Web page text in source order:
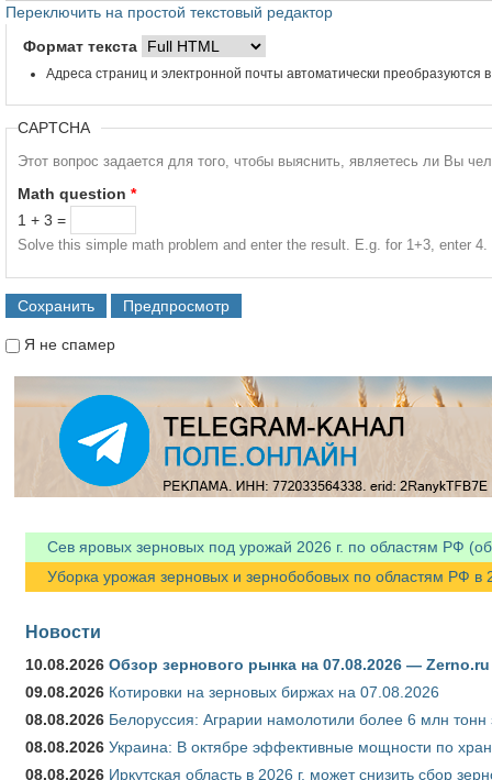
Переключить на простой текстовый редактор
Формат текста
Адреса страниц и электронной почты автоматически преобразуются
CAPTCHA
Этот вопрос задается для того, чтобы выяснить, являетесь ли Вы
Math question *
1 + 3 =
Solve this simple math problem and enter the result. E.g. for 1+3, enter 4.
Я не спамер
Сев яровых зерновых под урожай 2026 г. по областям РФ
Уборка урожая зерновых и зернобобовых по областям РФ в
Новости
10.08.2026 Обзор зернового рынка на 07.08.2026 — Zerno.ru
09.08.2026 Котировки на зерновых биржах на 07.08.2026
08.08.2026 Белоруссия: Аграрии намолотили более 6 млн тонн
08.08.2026 Украина: В октябре эффективные мощности по
08.08.2026 Иркутская область в 2026 г. может снизить сбор